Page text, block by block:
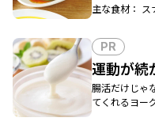
主な食材：
PR
運動が
腸活だけじゃ
てくれるヨー